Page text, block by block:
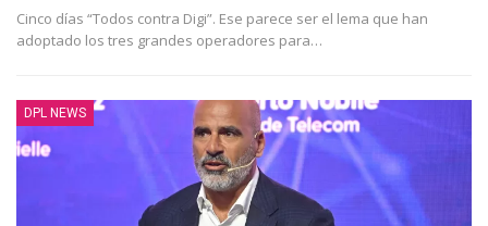
Cinco días “Todos contra Digi”. Ese parece ser el lema que han
adoptado los tres grandes operadores para…
DPL NEWS